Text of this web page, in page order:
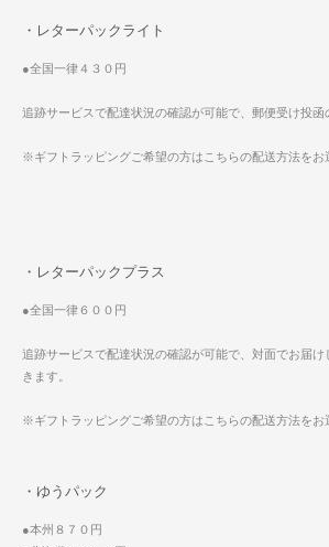
・レターパックライト
●全国一律４３０円
追跡サービスで配達状況の確認が可能で、郵便受け投函
※ギフトラッピングご希望の方はこちらの配送方法をお
・レターパックプラス
●全国一律６００円
追跡サービスで配達状況の確認が可能で、対面でお届
きます。
※ギフトラッピングご希望の方はこちらの配送方法をお
・ゆうパック
●本州８７０円